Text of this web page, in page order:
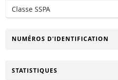
Classe SSPA
CHANGER
NUMÉROS D'IDENTIFICATION
CHANGER
STATISTIQUES